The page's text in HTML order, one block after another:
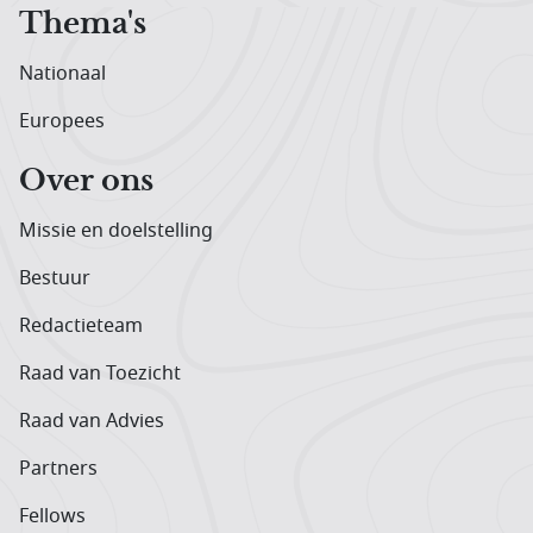
Thema's
Nationaal
Europees
Over ons
Missie en doelstelling
Bestuur
Redactieteam
Raad van Toezicht
Raad van Advies
Partners
Fellows